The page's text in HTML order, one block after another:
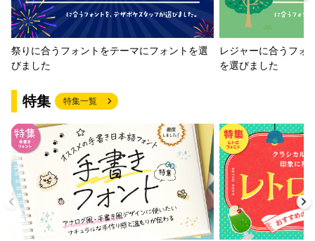
祭りに合うフォントをテーマにフォントを選
びました
レジャーに合うフォ
を選びました
特集 特集一覧